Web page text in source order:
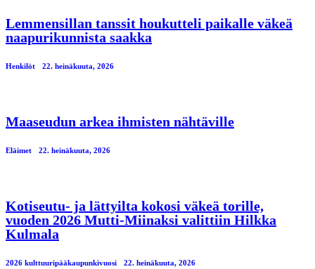
Lemmensillan tanssit houkutteli paikalle väkeä
naapurikunnista saakka
Henkilöt 22. heinäkuuta, 2026
Maaseudun arkea ihmisten nähtäville
Eläimet 22. heinäkuuta, 2026
Kotiseutu- ja lättyilta kokosi väkeä torille,
vuoden 2026 Mutti-Miinaksi valittiin Hilkka
Kulmala
2026 kulttuuripääkaupunkivuosi 22. heinäkuuta, 2026